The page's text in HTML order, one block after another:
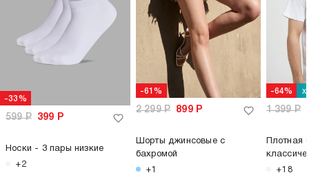
-33%
599Р 399 Р
Носки - 3 пары низкие
+2
-61%
2 299Р 899Р
Шорты джинсовые с
бахромой
+1
-64%
1 399Р
Плотная
+18